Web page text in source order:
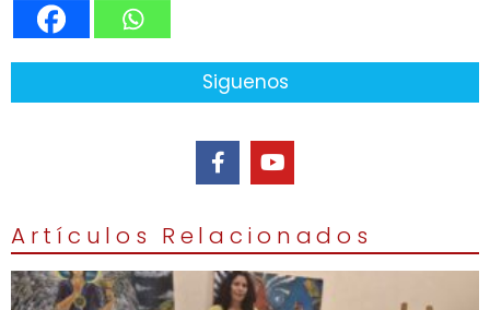
Siguenos
Artículos Relacionados